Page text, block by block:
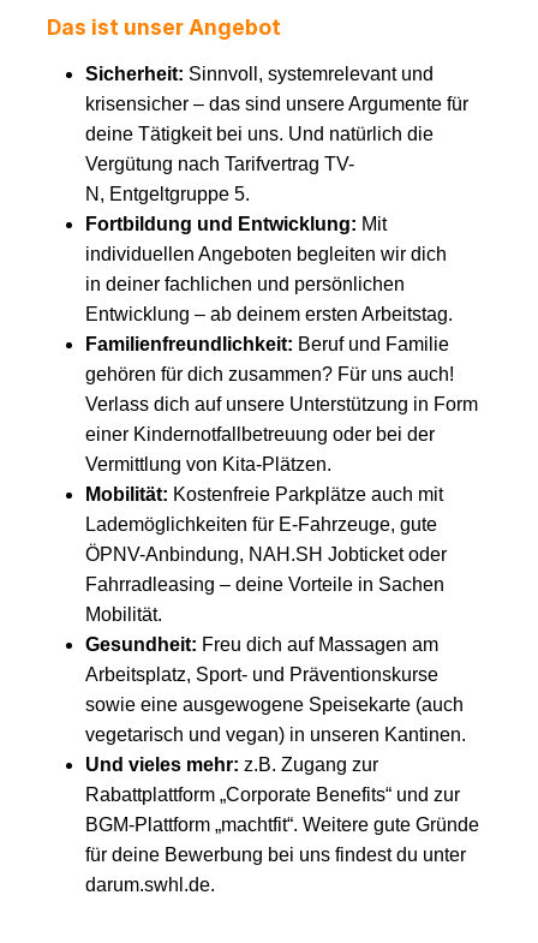
Das ist unser Angebot
Sicherheit: Sinnvoll, systemrelevant und
krisensicher – das sind unsere Argumente für
deine Tätigkeit bei uns. Und natürlich die
Vergütung nach Tarifvertrag TV-
N, Entgeltgruppe 5.
Fortbildung und Entwicklung: Mit
individuellen Angeboten begleiten wir dich
in deiner fachlichen und persönlichen
Entwicklung – ab deinem ersten Arbeitstag.
Familienfreundlichkeit: Beruf und Familie
gehören für dich zusammen? Für uns auch!
Verlass dich auf unsere Unterstützung in Form
einer Kindernotfallbetreuung oder bei der
Vermittlung von Kita-Plätzen.
Mobilität: Kostenfreie Parkplätze auch mit
Lademöglichkeiten für E-Fahrzeuge, gute
ÖPNV-Anbindung, NAH.SH Jobticket oder
Fahrradleasing – deine Vorteile in Sachen
Mobilität.
Gesundheit: Freu dich auf Massagen am
Arbeitsplatz, Sport- und Präventionskurse
sowie eine ausgewogene Speisekarte (auch
vegetarisch und vegan) in unseren Kantinen.
Und vieles mehr: z.B. Zugang zur
Rabattplattform „Corporate Benefits“ und zur
BGM-Plattform „machtfit“. Weitere gute Gründe
für deine Bewerbung bei uns findest du unter
darum.swhl.de.